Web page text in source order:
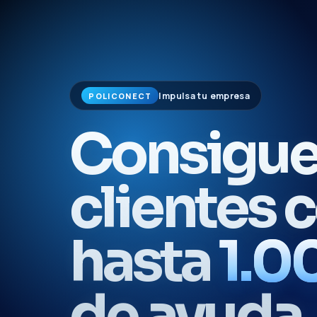
POLICONECT Impulsa tu empresa
clientes
hasta